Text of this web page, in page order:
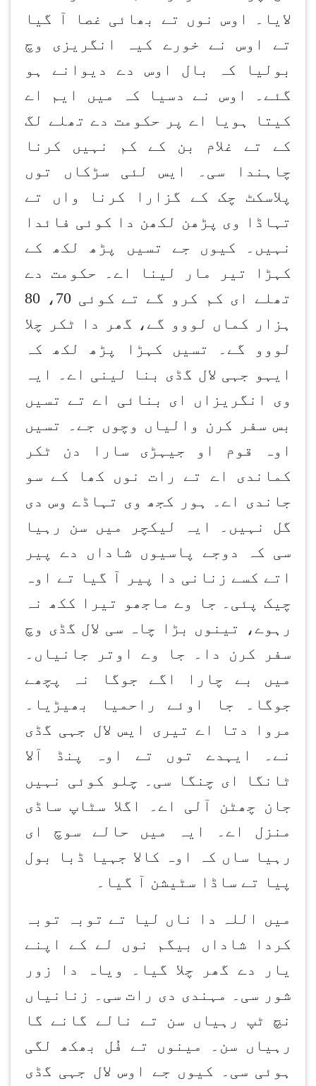
لایا۔ اوس نوں تے بھائی غصا آ گیا
تے اوس نے خورے کیہ انگریزی وچ
بولیا کہ بال اوس دے دیوانے ہو
گئے۔ اوس نے دسیا کہ میں ایم اے
کیتا ہویا اے پر حکومت دے تھلے لگ
کے تے غلام بن کے کم نہیں کرنا
چاہندا سی۔ ایس لئی سڑکاں توں
پلاسکٹ چک کے گزارا کرنا واں تے
تہاڈا وی پڑھن لکھن دا کوئی فائدا
نہیں۔ کیوں جے تسیں پڑھ لکھ کے
کہڑا تیر مار لینا اے۔ حکومت دے
تھلے ای کم کرو گے تے کوئی 70، 80
ہزار کماں لووو گے، گھر دا ٹکر چلا
لووو گے۔ تسیں کہڑا پڑھ لکھ کہ
ایہو جہی لال گڈی بنا لینی اے۔ ایہ
وی انگریزاں ای بنائی اے تے تسیں
بس سفر کرن والیاں وچوں جے۔ تسیں
اوہ قوم او جیہڑی سارا دن ٹکر
کماندی اے تے رات نوں کھا کے سو
جاندی اے۔ ہور کجھ وی تہاڈے وس دی
گل نہیں۔ ایہ لیکچر میں سن رہیا
سی کہ دوجے پاسیوں شاداں دے پیر
اتے کسے زنانی دا پیر آ گیا تے اوہ
چیک پئی۔ جا وے ماجھو تیرا ککھ نہ
رہوے، تینوں بڑا چاہ سی لال گڈی وچ
سفر کرن دا۔ جا وے اوتر جانیاں۔
میں بے چارا اگے جوگا نہ پچھے
جوگا۔ جا اوئے راحمیا بھیڑیا۔
مروا دتا اے تیری ایس لال جہی گڈی
نے۔ ایہدے توں تے اوہ پنڈ آلا
ٹانگا ای چنگا سی۔ چلو کوئی نہیں
جان چھٹن آلی اے۔ اگلا سٹاپ ساڈی
منزل اے۔ ایہ میں حالے سوچ ای
رہیا ساں کہ اوہ کالا جہیا ڈبا بول
پیا تے ساڈا سٹیشن آ گیا۔
میں اللہ دا ناں لیا تے توبہ توبہ
کردا شاداں بیگم نوں لے کے اپنے
یار دے گھر چلا گیا۔ ویاہ دا زور
شور سی۔ مہندی دی رات سی۔ زنانیاں
نچ ٹپ رہیاں سن تے نالے گانے گا
رہیاں سن۔ مینوں تے فُل بھکھ لگی
ہوئی سی۔ کیوں جے اوس لال جہی گڈی